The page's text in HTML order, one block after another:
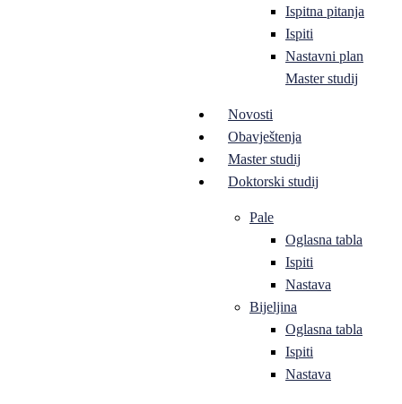
Ispitna pitanja
Ispiti
Nastavni plan
Master studij
Novosti
Obavještenja
Master studij
Doktorski studij
Pale
Oglasna tabla
Ispiti
Nastava
Bijeljina
Oglasna tabla
Ispiti
Nastava